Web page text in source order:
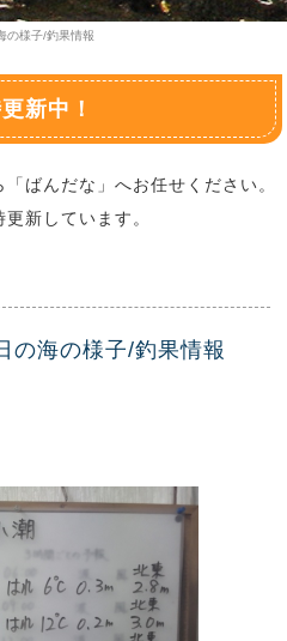
の様子/釣果情報
新中！
ばんだな」へお任せください。
新しています。
の海の様子/釣果情報